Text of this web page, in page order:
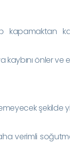
kapamaktan
önler ve
verimli